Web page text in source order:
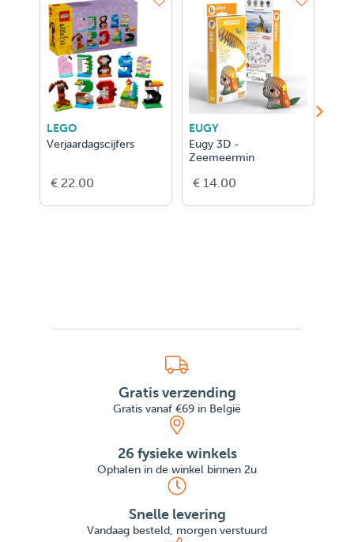
LEGO
Verjaardagscijfers
€ 22.00
EUGY
Eugy 3D -
Zeemeermin
€ 14.00
Gratis verzending
Gratis vanaf €69 in België
26 fysieke winkels
Ophalen in de winkel binnen 2u
Snelle levering
Vandaag besteld, morgen verstuurd